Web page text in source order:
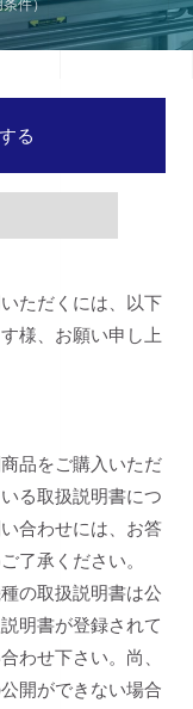
条件）
る
ただくには、以下
様、お願い申し上
品をご購入いただ
る取扱説明書につ
合わせには、お答
了承ください。
の取扱説明書は公
明書が登録されて
わせ下さい。尚、
開ができない場合